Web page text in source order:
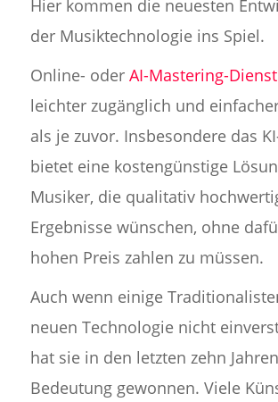
Hier kommen die neuesten
der Musiktechnologie ins Spiel.
Online- oder AI-Mastering-
leichter zugänglich und
als je zuvor. Insbesondere das
bietet eine kostengünstige
Musiker, die qualitativ
Ergebnisse wünschen, ohne
hohen Preis zahlen zu müssen.
Auch wenn einige
neuen Technologie nicht
hat sie in den letzten zehn
Bedeutung gewonnen. Viele